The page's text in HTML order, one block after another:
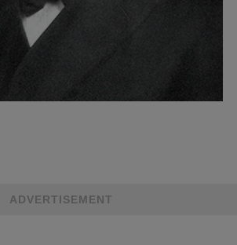
ADVERTISEMENT